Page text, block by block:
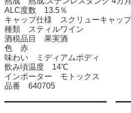
ALC度数 13.5％
キャップ仕様 スクリューキャップ
種類 スティルワイン
酒税品目 果実酒
色 赤
味わい ミディアムボディ
飲み頃温度 14℃
インポーター モトックス
品番 640705